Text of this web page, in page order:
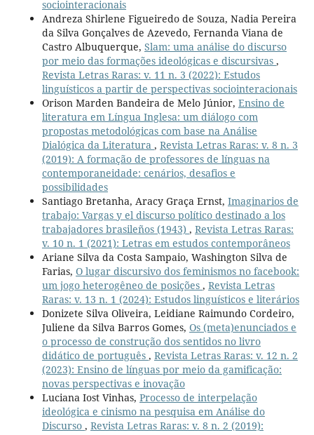
sociointeracionais
Andreza Shirlene Figueiredo de Souza, Nadia Pereira
da Silva Gonçalves de Azevedo, Fernanda Viana de
Castro Albuquerque, Slam: uma análise do discurso
por meio das formações ideológicas e discursivas ,
Revista Letras Raras: v. 11 n. 3 (2022): Estudos
linguísticos a partir de perspectivas sociointeracionais
Orison Marden Bandeira de Melo Júnior, Ensino de
literatura em Língua Inglesa: um diálogo com
propostas metodológicas com base na Análise
Dialógica da Literatura , Revista Letras Raras: v. 8 n. 3
(2019): A formação de professores de línguas na
contemporaneidade: cenários, desafios e
possibilidades
Santiago Bretanha, Aracy Graça Ernst, Imaginarios de
trabajo: Vargas y el discurso político destinado a los
trabajadores brasileños (1943) , Revista Letras Raras:
v. 10 n. 1 (2021): Letras em estudos contemporâneos
Ariane Silva da Costa Sampaio, Washington Silva de
Farias, O lugar discursivo dos feminismos no facebook:
um jogo heterogêneo de posições , Revista Letras
Raras: v. 13 n. 1 (2024): Estudos linguísticos e literários
Donizete Silva Oliveira, Leidiane Raimundo Cordeiro,
Juliene da Silva Barros Gomes, Os (meta)enunciados e
o processo de construção dos sentidos no livro
didático de português , Revista Letras Raras: v. 12 n. 2
(2023): Ensino de línguas por meio da gamificação:
novas perspectivas e inovação
Luciana Iost Vinhas, Processo de interpelação
ideológica e cinismo na pesquisa em Análise do
Discurso , Revista Letras Raras: v. 8 n. 2 (2019):